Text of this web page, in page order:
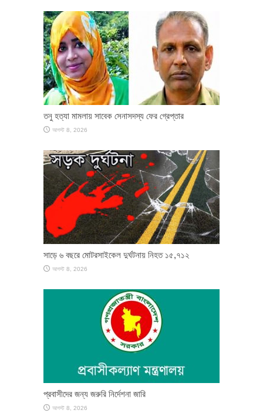
তনু হত্যা মামলায় সাবেক সেনাসদস্য ফের গ্রেপ্তার
আগস্ট 8, 2026
সাড়ে ৬ বছরে মোটরসাইকেল দুর্ঘটনায় নিহত ১৫,৭১২
আগস্ট 8, 2026
প্রবাসীদের জন্য জরুরি নির্দেশনা জারি
আগস্ট 8, 2026